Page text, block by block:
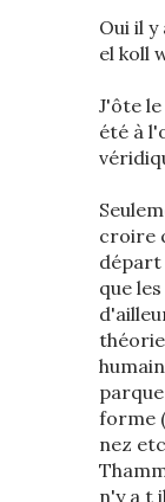
Oui il
el koll
J'ôte
été à
croire
départ
que
forme
nez
n'y a t